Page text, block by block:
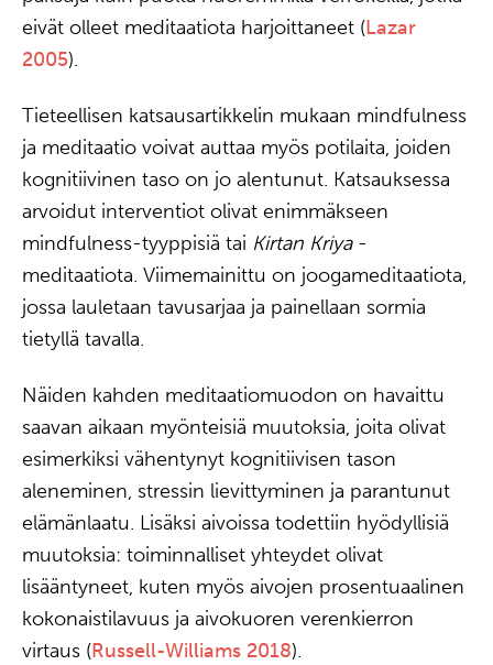
eivät olleet meditaatiota harjoittaneet (Lazar
2005).
Tieteellisen katsausartikkelin mukaan mindfulness
ja meditaatio voivat auttaa myös potilaita, joiden
kognitiivinen taso on jo alentunut. Katsauksessa
arvoidut interventiot olivat enimmäkseen
mindfulness-tyyppisiä tai Kirtan Kriya-
meditaatiota. Viimemainittu on joogameditaatiota,
jossa lauletaan tavusarjaa ja painellaan sormia
tietyllä tavalla.
Näiden kahden meditaatiomuodon on havaittu
saavan aikaan myönteisiä muutoksia, joita olivat
esimerkiksi vähentynyt kognitiivisen tason
aleneminen, stressin lievittyminen ja parantunut
elämänlaatu. Lisäksi aivoissa todettiin hyödyllisiä
muutoksia: toiminnalliset yhteydet olivat
lisääntyneet, kuten myös aivojen prosentuaalinen
kokonaistilavuus ja aivokuoren verenkierron
virtaus (Russell-Williams 2018).